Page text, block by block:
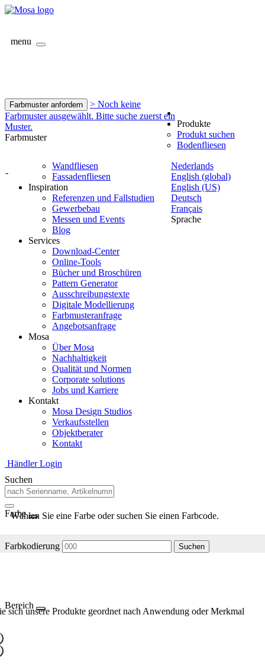
menu
Farbmuster anfordern
> Noch keine
Farbmuster ausgewählt. Bitte suche zuerst ein
Muster.
Farbmuster
-
Nederlands
English (global)
English (US)
Deutsch
Français
Sprache
Produkte
Produkt suchen
Bodenfliesen
Wandfliesen
Fassadenfliesen
Inspiration
Referenzen und Fallstudien
Gewerbebau
Messen und Events
Blog
Services
Download-Center
Online-Tools
Bücher und Broschüren
Pattern Generator
Ausschreibungstexte
Digitale Modellierung
Farbmusteranfrage
Angebotsanfrage
Mosa
Über Mosa
Nachhaltigkeit
Qualität und Normen
Corporate solutions
Jobs und Karriere
Kontakt
Mosa Design Studios
Verkaufsstellen
Objektberater
Kontakt
Händler Login
Suchen
Farbe
Wählen Sie eine Farbe oder suchen Sie einen Farbcode.
Farbkodierung Suchen
Bereich
sich unsere Produkte geordnet nach Anwendung oder Merkmal